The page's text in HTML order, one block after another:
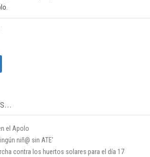
el Apolo
niñ@ sin ATE’
contra los huertos solares para el día 17